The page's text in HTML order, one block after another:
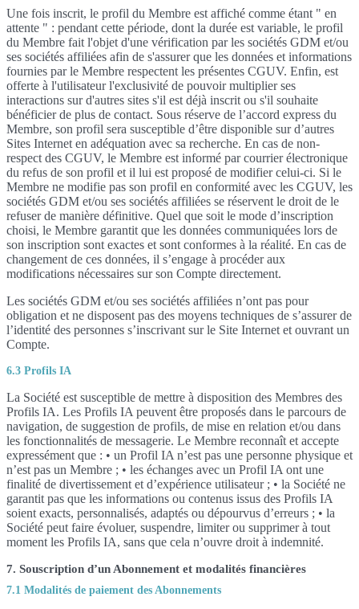
Une fois inscrit, le profil du Membre est affiché comme étant " en
attente " : pendant cette période, dont la durée est variable, le profil
du Membre fait l'objet d'une vérification par les sociétés GDM et/ou
ses sociétés affiliées afin de s'assurer que les données et informations
fournies par le Membre respectent les présentes CGUV. Enfin, est
offerte à l'utilisateur l'exclusivité de pouvoir multiplier ses
interactions sur d'autres sites s'il est déjà inscrit ou s'il souhaite
bénéficier de plus de contact. Sous réserve de l’accord express du
Membre, son profil sera susceptible d’être disponible sur d’autres
Sites Internet en adéquation avec sa recherche. En cas de non-
respect des CGUV, le Membre est informé par courrier électronique
du refus de son profil et il lui est proposé de modifier celui-ci. Si le
Membre ne modifie pas son profil en conformité avec les CGUV, les
sociétés GDM et/ou ses sociétés affiliées se réservent le droit de le
refuser de manière définitive. Quel que soit le mode d’inscription
choisi, le Membre garantit que les données communiquées lors de
son inscription sont exactes et sont conformes à la réalité. En cas de
changement de ces données, il s’engage à procéder aux
modifications nécessaires sur son Compte directement.
Les sociétés GDM et/ou ses sociétés affiliées n’ont pas pour
obligation et ne disposent pas des moyens techniques de s’assurer de
l’identité des personnes s’inscrivant sur le Site Internet et ouvrant un
Compte.
6.3 Profils IA
La Société est susceptible de mettre à disposition des Membres des
Profils IA. Les Profils IA peuvent être proposés dans le parcours de
navigation, de suggestion de profils, de mise en relation et/ou dans
les fonctionnalités de messagerie. Le Membre reconnaît et accepte
expressément que : • un Profil IA n’est pas une personne physique et
n’est pas un Membre ; • les échanges avec un Profil IA ont une
finalité de divertissement et d’expérience utilisateur ; • la Société ne
garantit pas que les informations ou contenus issus des Profils IA
soient exacts, personnalisés, adaptés ou dépourvus d’erreurs ; • la
Société peut faire évoluer, suspendre, limiter ou supprimer à tout
moment les Profils IA, sans que cela n’ouvre droit à indemnité.
7. Souscription d’un Abonnement et modalités financières
7.1 Modalités de paiement des Abonnements